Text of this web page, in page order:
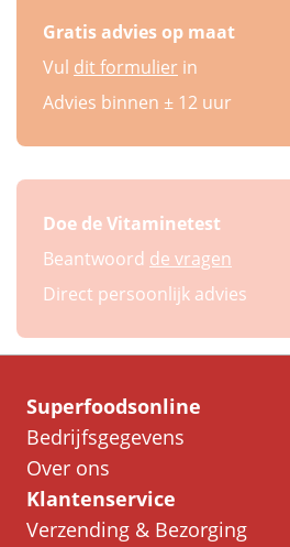
Gratis advies op maat
Vul dit formulier in
Advies binnen ± 12 uur
Doe de Vitaminetest
Beantwoord de vragen
Direct persoonlijk advies
Superfoodsonline
Bedrijfsgegevens
Over ons
Klantenservice
Verzending & Bezorging